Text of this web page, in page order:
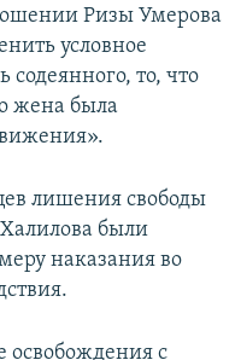
Ризы Умерова
условное
то, что
жена была
лишения свободы
были
наказания во
освобождения с